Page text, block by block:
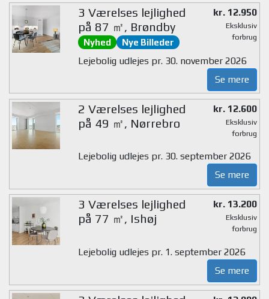
3 Værelses lejlighed
på 87 ㎡, Brøndby
Nyhed Nye Billeder
kr. 12.950
Eksklusiv
forbrug
Lejebolig udlejes pr. 30. november 2026
Se mere
2 Værelses lejlighed
på 49 ㎡, Nørrebro
kr. 12.600
Eksklusiv
forbrug
Lejebolig udlejes pr. 30. september 2026
Se mere
3 Værelses lejlighed
på 77 ㎡, Ishøj
kr. 13.200
Eksklusiv
forbrug
Lejebolig udlejes pr. 1. september 2026
Se mere